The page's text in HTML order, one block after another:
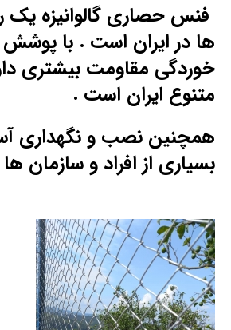
فنس حصاری گالوانیزه
ها در ایران است . با پوشش
خوردگی مقاومت بیشتری
متنوع ایران است .
همچنین نصب و نگهداری
بسیاری از افراد و سازمان ها